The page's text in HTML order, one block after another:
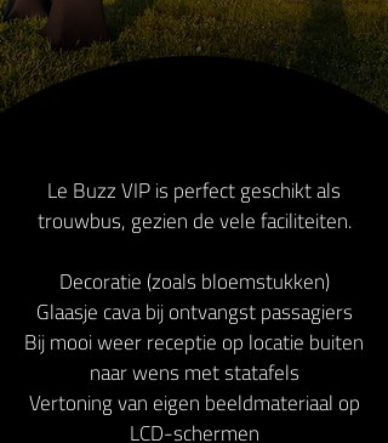
Le Buzz VIP is perfect geschikt als
trouwbus, gezien de vele faciliteiten.
Decoratie (zoals bloemstukken)
Glaasje cava bij ontvangst passagiers
Bij mooi weer receptie op locatie buiten
naar wens met statafels
Vertoning van eigen beeldmateriaal op
LCD-schermen